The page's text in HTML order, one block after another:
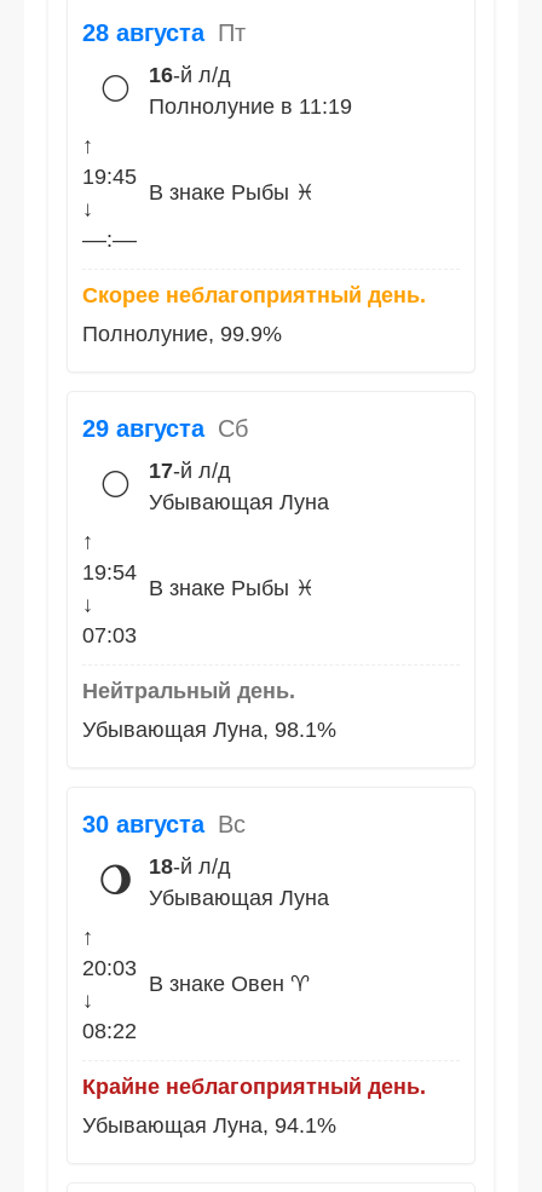
28 августа Пт
🌕 16-й л/д
Полнолуние в 11:19
↑
19:45
↓
––:––
В знаке Рыбы ♓
Скорее неблагоприятный день.
Полнолуние, 99.9%
29 августа Сб
🌕 17-й л/д
Убывающая Луна
↑
19:54
↓
07:03
В знаке Рыбы ♓
Нейтральный день.
Убывающая Луна, 98.1%
30 августа Вс
🌖 18-й л/д
Убывающая Луна
↑
20:03
↓
08:22
В знаке Овен ♈
Крайне неблагоприятный день.
Убывающая Луна, 94.1%